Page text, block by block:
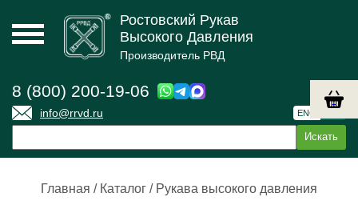
Ростовский Рукав
Высокого Давления
Производитель РВД
8 (800) 200-19-06
info@rrvd.ru ENG
Главная / Каталог / Рукава высокого давления